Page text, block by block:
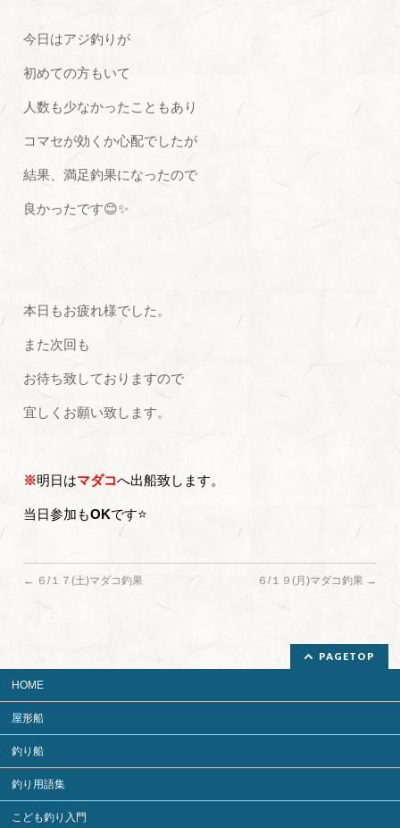
今日はアジ釣りが
初めての方もいて
人数も少なかったこともあり
コマセが効くか心配でしたが
結果、満足釣果になったので
良かったです😊✨
本日もお疲れ様でした。
また次回も
お待ち致しておりますので
宜しくお願い致します。
※明日はマダコへ出船致します。
当日参加もOKです⭐
← ６/１７(土)マダコ釣果 ６/１９(月)マダコ釣果 →
PAGETOP
HOME
屋形船
釣り船
釣り用語集
こども釣り入門